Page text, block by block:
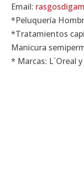
Email:
*Peluquería
*Tratamientos
Manicura
* Marcas: L´Oreal